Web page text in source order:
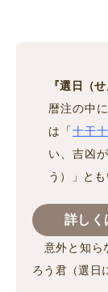
『選日（
暦注の中
は「十干
い、吉凶
う）」とも
詳しく
意外と知ら
ろう君（選日